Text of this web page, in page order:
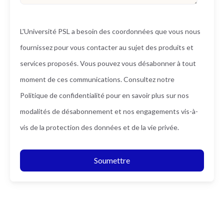
L'Université PSL a besoin des coordonnées que vous nous
fournissez pour vous contacter au sujet des produits et
services proposés. Vous pouvez vous désabonner à tout
moment de ces communications. Consulteznotre
Politique de confidentialitépour en savoir plus sur nos
modalités de désabonnement et nos engagements vis-à-
vis de la protection des données et de la vie privée.